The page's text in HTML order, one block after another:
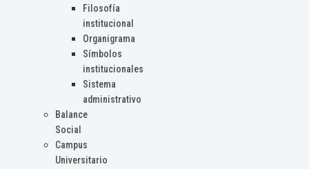
Filosofía
institucional
Organigrama
Símbolos
institucionales
Sistema
administrativo
Balance
Social
Campus
Universitario